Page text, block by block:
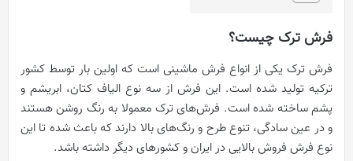
فرش ترک چیست؟
فرش ترک یکی از انواع فرش ماشینی است که اولین بار توسط کشور
ترکیه تولید شده است. این فرش از سه نوع الیاف کتان، ابریشم و
پشم ساخته شده است. فرش‌های ترک معمولا به رنگ روشن هستند
و در عین سادگی، تنوع طرح و رنگ‌های بالا دارند که باعث شده تا این
نوع فرش فروش بالایی در ایران و کشورهای دیگر داشته باشد.